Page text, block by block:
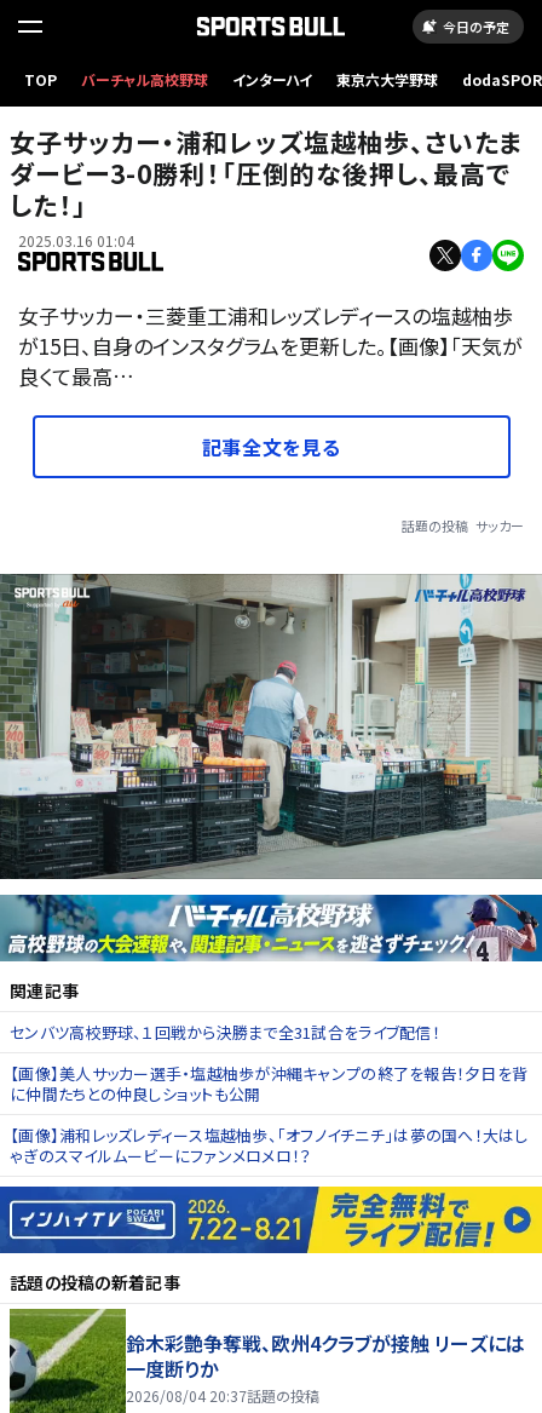
今日の予定
TOP バーチャル高校野球 インターハイ 東京六大学野球
女子サッカー・浦和レッズ塩越柚歩、さいたま
ダービー3-0勝利！「圧倒的な後押し、最高で
した！」
2025.03.16 01:04
女子サッカー・三菱重工浦和レッズレディースの塩越柚歩
が15日、自身のインスタグラムを更新した。【画像】「天気が
良くて最高…
記事全文を見る
話題の投稿 サッカー
関連記事
センバツ高校野球、１回戦から決勝まで全31試合をライブ配信！
【画像】美人サッカー選手・塩越柚歩が沖縄キャンプの終了を報告！夕日を背
に仲間たちとの仲良しショットも公開
【画像】浦和レッズレディース塩越柚歩、「オフノイチニチ」は夢の国へ！大はし
ゃぎのスマイルムービーにファンメロメロ！？
話題の投稿の新着記事
鈴木彩艶争奪戦、欧州4クラブが接触 リーズには
一度断りか
2026/08/04 20:37話題の投稿